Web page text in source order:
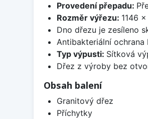
Provedení přepadu:
Rozměr výřezu: 1146
Dno dřezu je zesíleno
Antibakteriální ochrana
Typ výpusti: Sítková
Dřez z výroby bez
Obsah balení
Granitový dřez
Příchytky